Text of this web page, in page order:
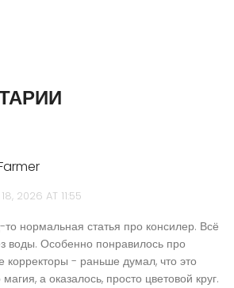
2026 AT 11:55
нормальная статья про консилер. Всё
воды. Особенно понравилось про
корректоры - раньше думал, что это
а оказалось, просто цветовой круг.